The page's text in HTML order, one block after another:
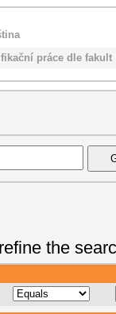
práce dle fakult
the